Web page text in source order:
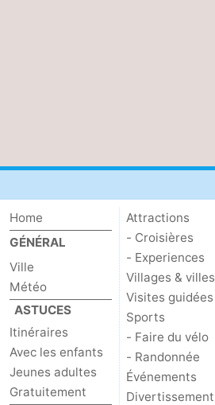
Us
Home
GÉNÉRAL
Ville
Météo
ASTUCES
Itinéraires
Avec les enfants
Jeunes adultes
Gratuitement
Attractions
- Croisières
- Experiences
Villages & villes
Visites guidées
Sports
- Faire du vélo
- Randonnée
Événements
Divertissement